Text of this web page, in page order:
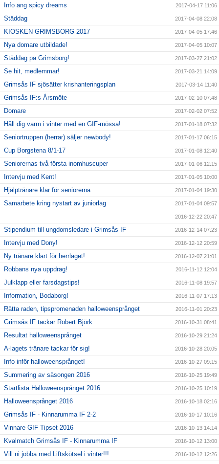
Info ang spicy dreams 2017-04-17 11:06
Städdag 2017-04-08 22:08
KIOSKEN GRIMSBORG 2017 2017-04-05 17:46
Nya domare utbildade! 2017-04-05 10:07
Städdag på Grimsborg! 2017-03-27 21:02
Se hit, medlemmar! 2017-03-21 14:09
Grimsås IF sjösätter krishanteringsplan 2017-03-14 11:40
Grimsås IF:s Årsmöte 2017-02-10 07:48
Domare 2017-02-02 07:52
Håll dig varm i vinter med en GIF-mössa! 2017-01-18 07:32
Seniortruppen (herrar) säljer newbody! 2017-01-17 06:15
Cup Borgstena 8/1-17 2017-01-08 12:40
Seniorernas två första inomhuscuper 2017-01-06 12:15
Intervju med Kent! 2017-01-05 10:00
Hjälptränare klar för seniorerna 2017-01-04 19:30
Samarbete kring nystart av juniorlag 2017-01-04 09:57
2016-12-22 20:47
Stipendium till ungdomsledare i Grimsås IF 2016-12-14 07:23
Intervju med Dony! 2016-12-12 20:59
Ny tränare klart för herrlaget! 2016-12-07 21:01
Robbans nya uppdrag! 2016-11-12 12:04
Julklapp eller farsdagstips! 2016-11-08 19:57
Information, Bodaborg! 2016-11-07 17:13
Rätta raden, tipspromenaden halloweensprånget 2016-11-01 20:23
Grimsås IF tackar Robert Björk 2016-10-31 08:41
Resultat halloweensprånget 2016-10-29 21:24
A-lagets tränare tackar för sig! 2016-10-28 20:05
Info inför halloweensprånget! 2016-10-27 09:15
Summering av säsongen 2016 2016-10-25 19:49
Startlista Halloweensprånget 2016 2016-10-25 10:19
Halloweensprånget 2016 2016-10-18 02:16
Grimsås IF - Kinnarumma IF 2-2 2016-10-17 10:16
Vinnare GIF Tipset 2016 2016-10-13 14:14
Kvalmatch Grimsås IF - Kinnarumma IF 2016-10-12 13:00
Vill ni jobba med Liftskötsel i vinter!!! 2016-10-12 12:26